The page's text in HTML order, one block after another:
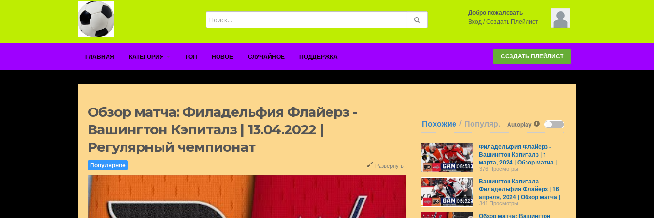
Добро пожаловать
Вход/Создать Плейлист
ГЛАВНАЯ КАТЕГОРИЯ ТОП НОВОЕ СЛУЧАЙНОЕ ПОДДЕРЖКА СОЗДАТЬ ПЛЕЙЛИСТ
Обзор матча: Филадельфия Флайерз -
Вашингтон Кэпиталз | 13.04.2022 |
Регулярный чемпионат
Популярное Развернуть
Autoplay
Похожие / Популяр.
08:58
Филадельфия Флайерз -
Вашингтон Кэпиталз | 1
марта, 2024 | Обзор матча |
Регулярный сезон НХЛ
376 Просмотры
08:52
Вашингтон Кэпиталз -
Филадельфия Флайерз | 16
апреля, 2024 | Обзор матча |
Регулярный сезон НХЛ
341 Просмотры
Обзор матча: Вашингтон